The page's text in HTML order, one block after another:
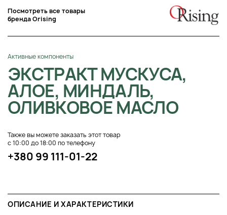
Посмотреть все товары
бренда Orising
Активные компоненты
ЭКСТРАКТ МУСКУСА,
АЛОЕ, МИНДАЛЬ,
ОЛИВКОВОЕ МАСЛО
Также вы можете заказать этот товар
с 10:00 до 18:00 по телефону
+380 99 111-01-22
ОПИСАНИЕ И ХАРАКТЕРИСТИКИ